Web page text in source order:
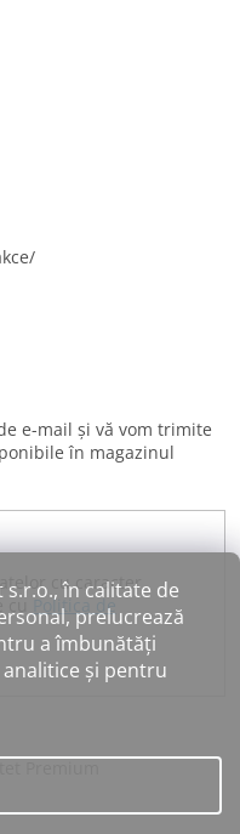
în calitate de
prelucrează
a îmbunătăți
și pentru
e-mail şi vă vom trimite
în magazinul
cu caracter
cu Politica de